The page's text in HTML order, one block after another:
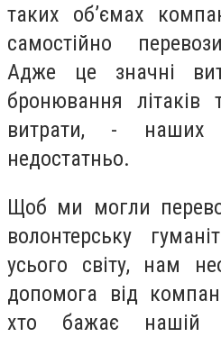
таких об’ємах
самостійно
Адже це значні
бронювання літаків
витрати, - наших
недостатньо.
Щоб ми могли
волонтерську
усього світу, нам
допомога від
хто бажає нашій